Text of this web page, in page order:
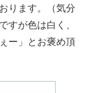
ります。（気分
すが色は白く、
ー」とお褒め頂